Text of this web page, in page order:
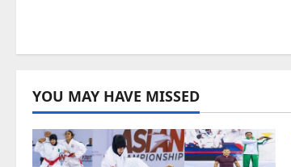
YOU MAY HAVE MISSED